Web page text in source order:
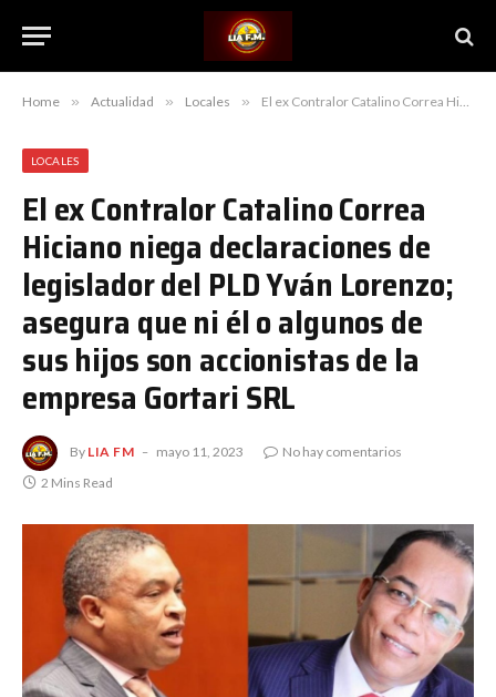
Home » Actualidad » Locales » El ex Contralor Catalino Correa Hiciano niega declaraciones de legislador del PLD Yván Lorenzo; asegura que ni él o algunos de sus hijos son accionistas de la empresa Gortari SRL
LOCALES
El ex Contralor Catalino Correa
Hiciano niega declaraciones de
legislador del PLD Yván Lorenzo;
asegura que ni él o algunos de
sus hijos son accionistas de la
empresa Gortari SRL
By LIA FM mayo 11, 2023
No hay comentarios
2 Mins Read